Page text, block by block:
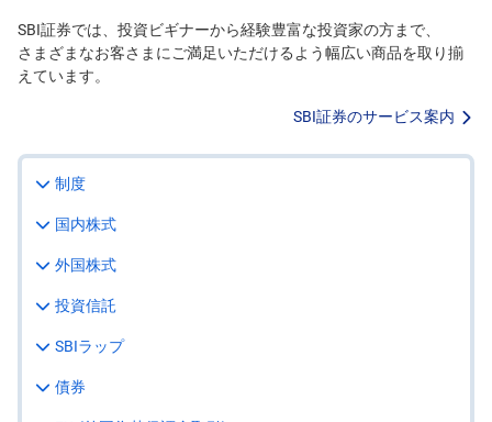
NISA
式
国
株
投
資
託
債
SBI証券では、投資ビギナーから経験豊富な投資家の方まで、
さまざまなお客さまにご満足いただけるよう幅広い商品を取り揃
えています。
SBI証券のサービス案内
制度
国内株式
外国株式
投資信託
SBIラップ
債券